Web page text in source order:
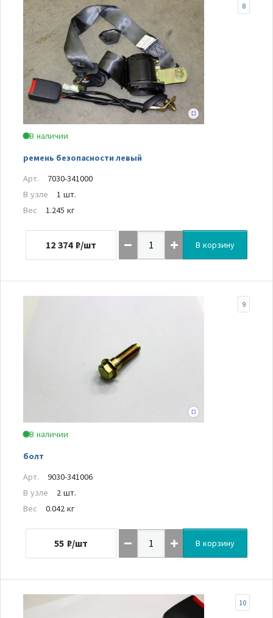
В наличии
ремень безопасности левый
8
Арт.
7030-341000
В узле
1 шт.
Вес
1.245 кг
12 374 ₽/шт В корзину
В наличии
болт
9
Арт.
9030-341006
В узле
2 шт.
Вес
0.042 кг
55 ₽/шт В корзину
10